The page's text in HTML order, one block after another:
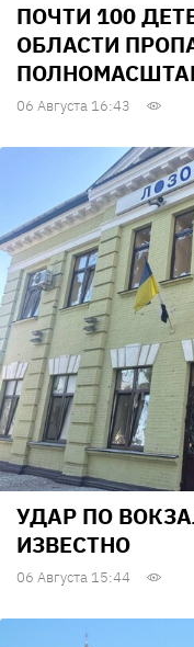
ПОЧТИ 100
ОБЛАСТИ
06 Августа 16:43
УДАР ПО
ИЗВЕСТНО
06 Августа 15:44